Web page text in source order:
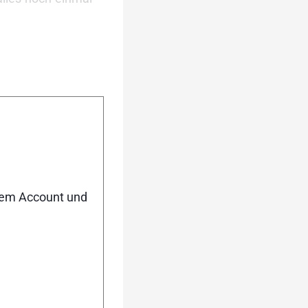
als Sieger die
auf Bildern
mit seinen
nicht, worum
Lest nach,
sagten.
Account und